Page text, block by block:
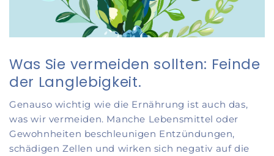
Was Sie vermeiden sollten: Feinde
der Langlebigkeit.
Genauso wichtig wie die Ernährung ist auch das,
was wir vermeiden. Manche Lebensmittel oder
Gewohnheiten beschleunigen Entzündungen,
schädigen Zellen und wirken sich negativ auf die